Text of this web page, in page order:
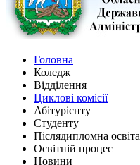
Головна
Коледж
Відділення
Циклові комісії
Абітурієнту
Студенту
Післядипломна освіта
Освітній процес
Новини